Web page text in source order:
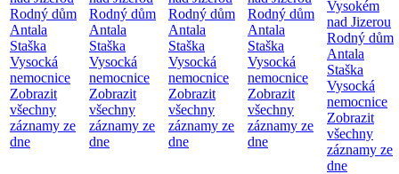
Rodný dům
Antala
Staška
Vysocká
nemocnice
Zobrazit
všechny
záznamy ze
dne
Rodný dům
Antala
Staška
Vysocká
nemocnice
Zobrazit
všechny
záznamy ze
dne
Rodný dům
Antala
Staška
Vysocká
nemocnice
Zobrazit
všechny
záznamy ze
dne
Rodný dům
Antala
Staška
Vysocká
nemocnice
Zobrazit
všechny
záznamy ze
dne
Vysokém
nad Jizerou
Rodný dům
Antala
Staška
Vysocká
nemocnice
Zobrazit
všechny
záznamy ze
dne